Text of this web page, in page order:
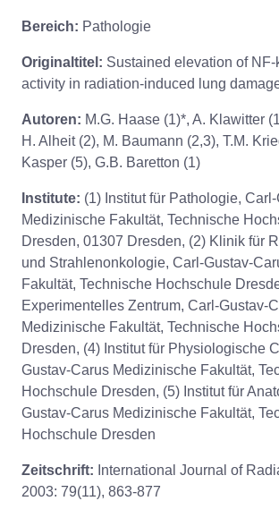
Bereich: Pathologie
Originaltitel: Sustained elevation of
activity in radiation-induced lung
Autoren: M.G. Haase (1)*, A. Klawitter
H. Alheit (2), M. Baumann (2,3), T.M.
Kasper (5), G.B. Baretton (1)
Institute: (1) Institut für Pathologie,
Medizinische Fakultät, Technische
Dresden, 01307 Dresden, (2) Klinik für
und Strahlenonkologie, Carl-Gustav-
Fakultät, Technische Hochschule
Experimentelles Zentrum, Carl-Gustav-
Medizinische Fakultät, Technische
Dresden, (4) Institut für Physiologische
Gustav-Carus Medizinische Fakultät,
Hochschule Dresden, (5) Institut für
Gustav-Carus Medizinische Fakultät,
Hochschule Dresden
Zeitschrift: International Journal of
2003: 79(11), 863-877